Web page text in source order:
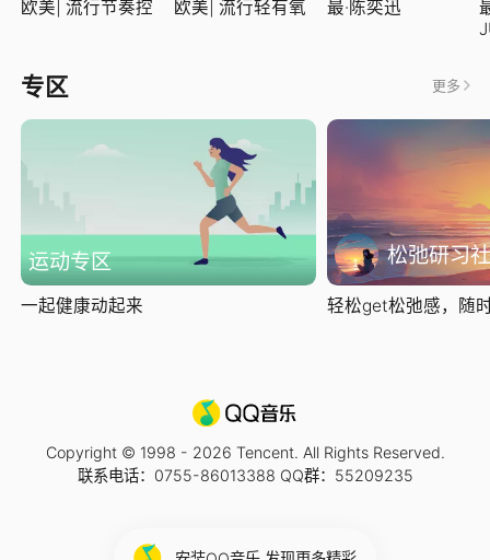
欧美| 流行节奏控 欧美| 流行轻有氧 最·陈奕迅
专区 更多
运动专区
一起健康动起来
松弛研习社
轻松get松弛感，随
Copyright © 1998 - 2026 Tencent. All Rights Reserved.
联系电话：0755-86013388 QQ群：55209235